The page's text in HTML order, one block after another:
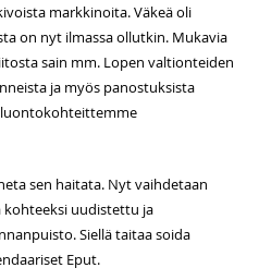
markkinoita. Väkeä oli
on nyt ilmassa ollutkin. Mukavia
sain mm. Lopen valtionteiden
ja myös panostuksista
luontokohteittemme
sen haitata. Nyt vaihdetaan
kohteeksi uudistettu ja
Siellä taitaa soida
Eput.